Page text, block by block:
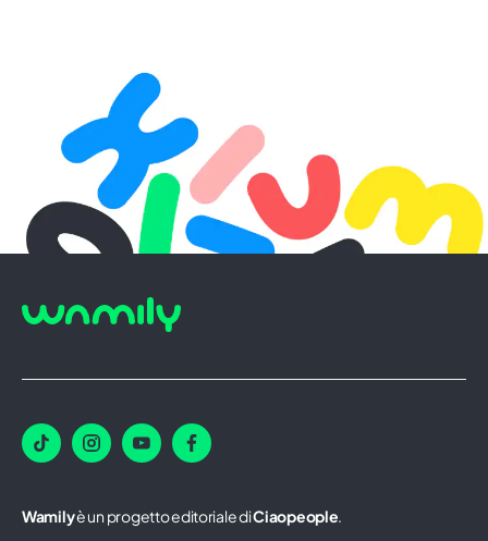
Wamilyè un progetto editoriale diCiaopeople.